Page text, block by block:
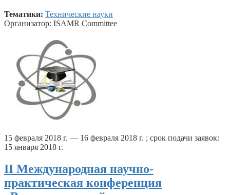
Тематики: Технические науки
Организатор: ISAMR Committee
15 февраля 2018 г. — 16 февраля 2018 г. ; срок подачи заявок:
15 января 2018 г.
II Международная научно-
практическая конференция